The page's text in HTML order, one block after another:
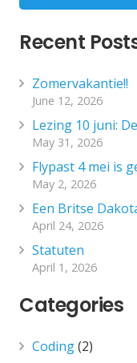
Recent
Zomervakantie!!
June 12, 2026
Lezing 10 juni:
May 31, 2026
Flypast 4 mei is
May 2, 2026
Een Britse
April 24, 2026
Statuten
April 1, 2026
Categories
Coding(2)